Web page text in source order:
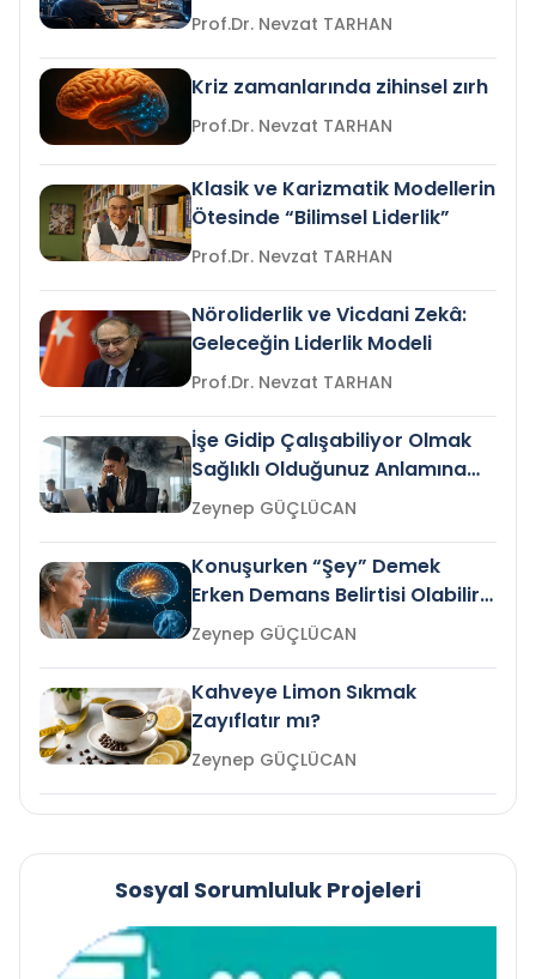
Prof.Dr. Nevzat TARHAN
Kriz zamanlarında zihinsel zırh
Prof.Dr. Nevzat TARHAN
Klasik ve Karizmatik Modellerin
Ötesinde “Bilimsel Liderlik”
Prof.Dr. Nevzat TARHAN
Nöroliderlik ve Vicdani Zekâ:
Geleceğin Liderlik Modeli
Prof.Dr. Nevzat TARHAN
İşe Gidip Çalışabiliyor Olmak
Sağlıklı Olduğunuz Anlamına
Gelir mi?Zeynep GÜÇLÜCAN
Konuşurken “Şey” Demek
Erken Demans Belirtisi Olabilir
mi?
Zeynep GÜÇLÜCAN
Kahveye Limon Sıkmak
Zayıflatır mı?
Zeynep GÜÇLÜCAN
Sosyal Sorumluluk Projeleri